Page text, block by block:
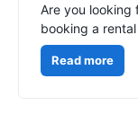
Are you looking
booking a
Read more